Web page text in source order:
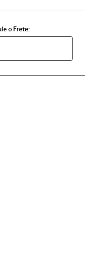
o Frete: